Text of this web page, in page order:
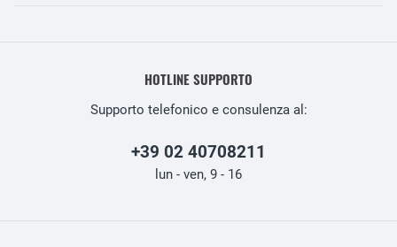
HOTLINE SUPPORTO
Supporto telefonico e consulenza al:
+39 02 40708211
lun - ven, 9 - 16